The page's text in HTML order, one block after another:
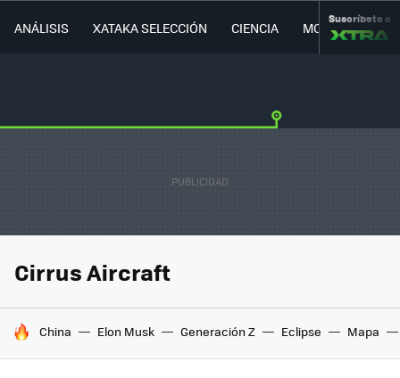
ANÁLISIS XATAKA SELECCIÓN CIENCIA MOVILIDAD
Suscríbete a
Cirrus Aircraft
HOY SE HABLA DE
China Elon Musk Generación Z Eclipse Mapa